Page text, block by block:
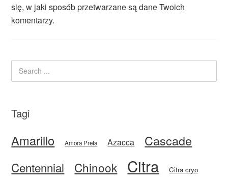
się, w jaki sposób przetwarzane są dane Twoich
komentarzy.
Tagi
Amarillo Amora Preta Azacca Cascade
Centennial Chinook Citra Citra cryo